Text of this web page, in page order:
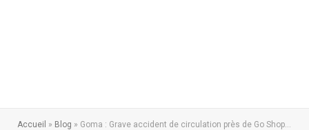
Accueil » Blog » Goma : Grave accident de circulation près de Go Shop, plusieurs blessés évacués d’urgence